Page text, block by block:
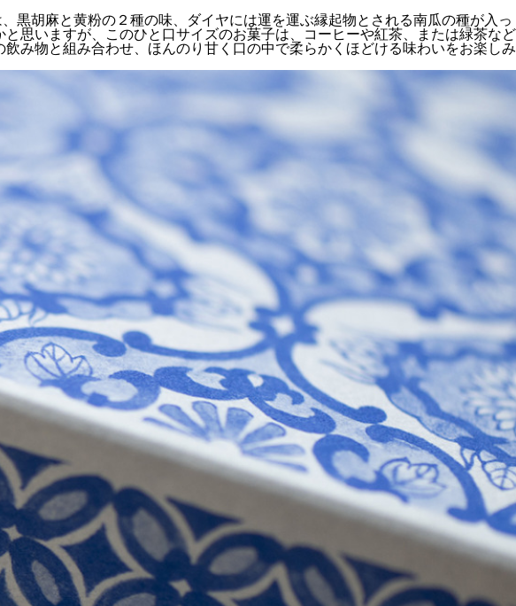
黒胡麻と黄粉の２種の味、ダイヤには運を運ぶ縁起物とされる南瓜の種が入っ
思いますが、このひと口サイズのお菓子は、コーヒーや紅茶、または緑茶など
み物と組み合わせ、ほんのり甘く口の中で柔らかくほどける味わいをお楽しみ